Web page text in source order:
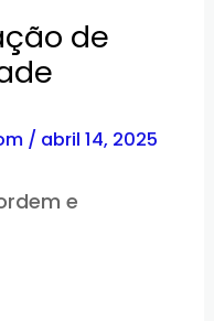
de
/ abril 14, 2025
e